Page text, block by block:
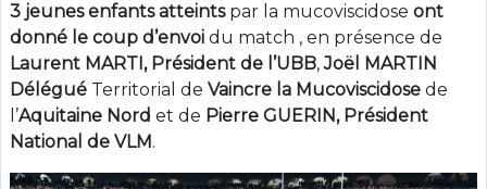
3 jeunes enfants atteintspar la mucoviscidose ont
donné le coup d’envoi du match , en présence de
Laurent MARTI, Président de l’UBB,Joël MARTIN
Délégué Territorial de Vaincre la Mucoviscidose de
l’Aquitaine Nord et de Pierre GUERIN, Président
National de VLM .